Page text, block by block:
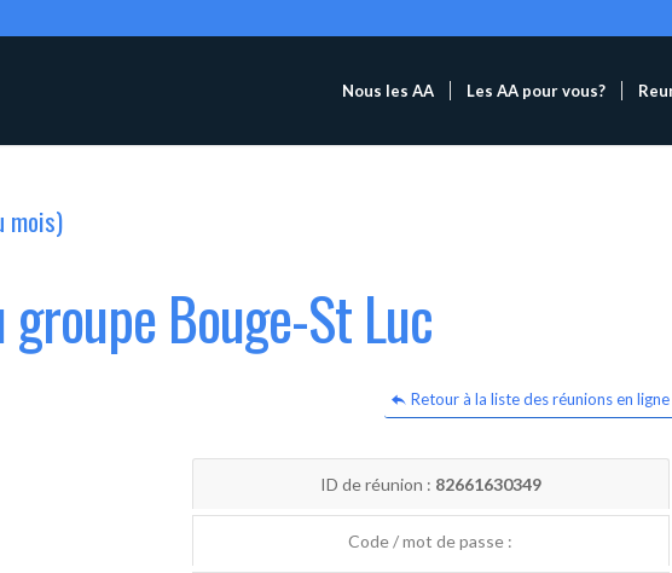
Nous les AA Les AA pour vous?
mois)
Bouge-St Luc
Retour à la liste des réunions en ligne
ID de réunion : 82661630349
Code / mot de passe :